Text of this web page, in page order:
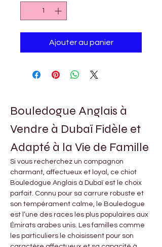
Ajouter au panier
Bouledogue Anglais à
Vendre à Dubaï Fidèle et
Adapté à la Vie de Famille
Si vous recherchez un compagnon
charmant, affectueux et loyal, ce chiot
Bouledogue Anglais à Dubaï est le choix
parfait. Connu pour sa carrure robuste et
son tempérament calme, le Bouledogue
est l’une des races les plus populaires aux
Émirats arabes unis. Les familles comme
les particuliers le choisissent pour son